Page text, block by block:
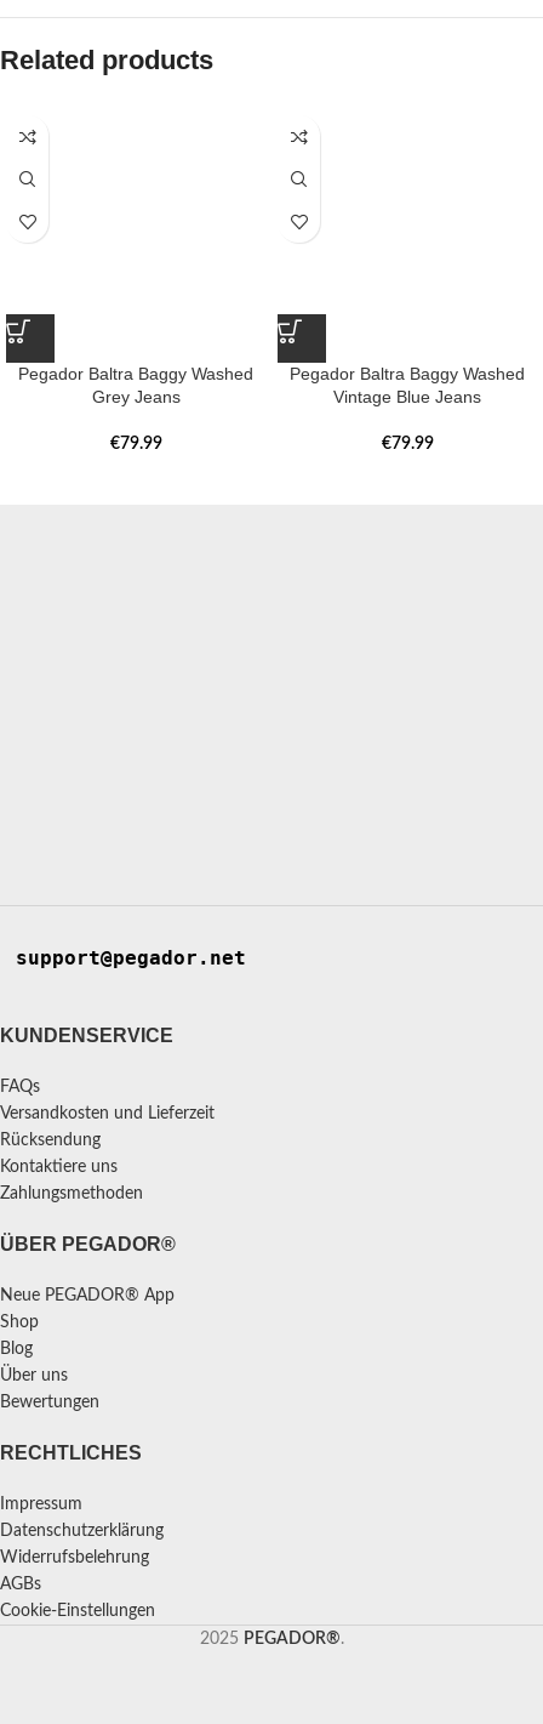
Related products
Pegador Baltra Baggy Washed
Grey Jeans
€79.99
Pegador Baltra Baggy Washed
Vintage Blue Jeans
€79.99
support@pegador.net
KUNDENSERVICE
FAQs
Versandkosten und Lieferzeit
Rücksendung
Kontaktiere uns
Zahlungsmethoden
ÜBER PEGADOR®
Neue PEGADOR® App
Shop
Blog
Über uns
Bewertungen
RECHTLICHES
Impressum
Datenschutzerklärung
Widerrufsbelehrung
AGBs
Cookie-Einstellungen
2025 PEGADOR®.